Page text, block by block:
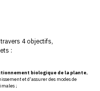
4 objectifs,
:
biologique de la plante,
et d’assurer des modes de
;